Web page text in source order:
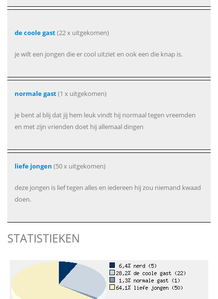
de coole gast(22 x uitgekomen)
je wilt een jongen die er cool uitziet en ook een die knap is.
normale gast(1 x uitgekomen)
je bent al blij dat jij hem leuk vindt hij normaal tegen vreemden
en met zijn vrienden doet hij allemaal dingen
liefe jongen (50 x uitgekomen)
deze jongen is lief tegen alles en iedereen hij zou niemand kwaad
doen.
STATISTIEKEN